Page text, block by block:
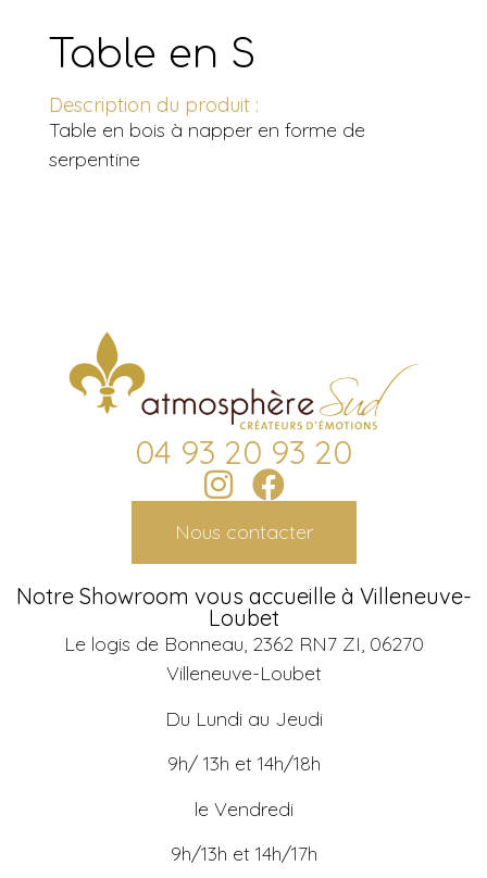
Table en S
Description du produit :
Table en bois à napper en forme de
serpentine
04 93 20 93 20
Nous contacter
Notre Showroom vous accueille à Villeneuve-
Loubet
Le logis de Bonneau, 2362 RN7 ZI, 06270
Villeneuve-Loubet
Du Lundi au Jeudi
9h/ 13h et 14h/18h
le Vendredi
9h/13h et 14h/17h